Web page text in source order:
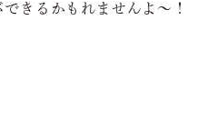
きるかもれませんよ～！